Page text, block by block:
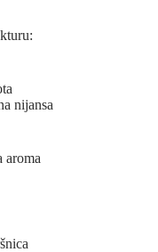
nijansa
aroma